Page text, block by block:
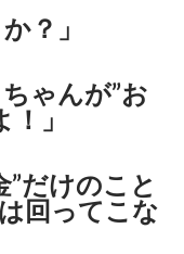
？」
ゃんが”お
」
”だけのこと
回ってこな